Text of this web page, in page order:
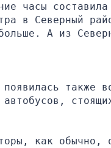
часы
в Северный
А из
также
как обычно,